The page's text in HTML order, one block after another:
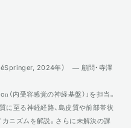
Springer, 2024年） ― 顧問・寺澤
内受容感覚の神経基盤）」を担当。
に至る神経経路、島皮質や前部帯状
ニズムを解説。さらに未解決の課